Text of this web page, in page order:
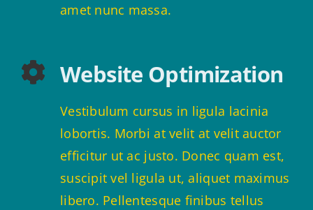
amet nunc massa.
Website Optimization
Vestibulum cursus in ligula lacinia
lobortis. Morbi at velit at velit auctor
efficitur ut ac justo. Donec quam est,
suscipit vel ligula ut, aliquet maximus
libero. Pellentesque finibus tellus